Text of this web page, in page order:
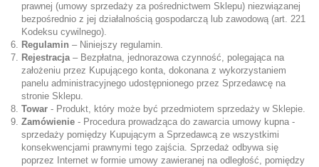
prawnej (umowy sprzedaży za pośrednictwem Sklepu) niezwiązanej
bezpośrednio z jej działalnością gospodarczą lub zawodową (art. 221
Kodeksu cywilnego).
Regulamin – Niniejszy regulamin.
Rejestracja– Bezpłatna, jednorazowa czynność, polegająca na
założeniu przez Kupującego konta, dokonana z wykorzystaniem
panelu administracyjnego udostępnionego przez Sprzedawcę na
stronie Sklepu.
Towar - Produkt, który może być przedmiotem sprzedaży w Sklepie.
Zamówienie - Procedura prowadząca do zawarcia umowy kupna -
sprzedaży pomiędzy Kupującym a Sprzedawcą ze wszystkimi
konsekwencjami prawnymi tego zajścia. Sprzedaż odbywa się
poprzez Internet w formie umowy zawieranej na odległość, pomiędzy